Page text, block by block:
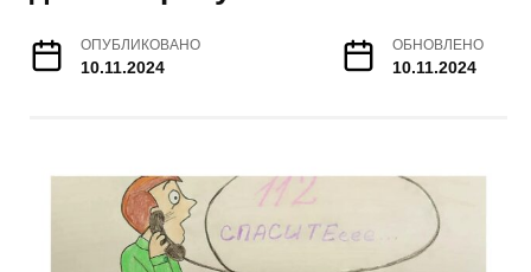
ОПУБЛИКОВАНО
10.11.2024
ОБНОВЛЕНО
10.11.2024